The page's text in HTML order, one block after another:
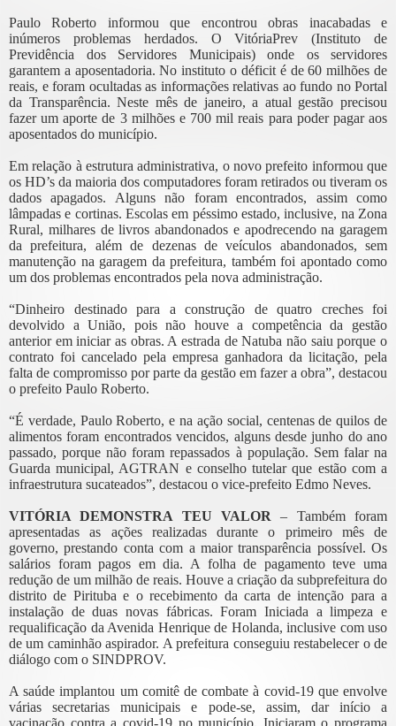
Paulo Roberto informou que encontrou obras inacabadas e
inúmeros problemas herdados. O VitóriaPrev (Instituto de
Previdência dos Servidores Municipais) onde os servidores
garantem a aposentadoria. No instituto o déficit é de 60 milhões de
reais, e foram ocultadas as informações relativas ao fundo no Portal
da Transparência. Neste mês de janeiro, a atual gestão precisou
fazer um aporte de 3 milhões e 700 mil reais para poder pagar aos
aposentados do município.
Em relação à estrutura administrativa, o novo prefeito informou que
os HD’s da maioria dos computadores foram retirados ou tiveram os
dados apagados. Alguns não foram encontrados, assim como
lâmpadas e cortinas. Escolas em péssimo estado, inclusive, na Zona
Rural, milhares de livros abandonados e apodrecendo na garagem
da prefeitura, além de dezenas de veículos abandonados, sem
manutenção na garagem da prefeitura, também foi apontado como
um dos problemas encontrados pela nova administração.
“Dinheiro destinado para a construção de quatro creches foi
devolvido a União, pois não houve a competência da gestão
anterior em iniciar as obras. A estrada de Natuba não saiu porque o
contrato foi cancelado pela empresa ganhadora da licitação, pela
falta de compromisso por parte da gestão em fazer a obra”, destacou
o prefeito Paulo Roberto.
“É verdade, Paulo Roberto, e na ação social, centenas de quilos de
alimentos foram encontrados vencidos, alguns desde junho do ano
passado, porque não foram repassados à população. Sem falar na
Guarda municipal, AGTRAN e conselho tutelar que estão com a
infraestrutura sucateados”, destacou o vice-prefeito Edmo Neves.
VITÓRIA DEMONSTRA TEU VALOR – Também foram
apresentadas as ações realizadas durante o primeiro mês de
governo, prestando conta com a maior transparência possível. Os
salários foram pagos em dia. A folha de pagamento teve uma
redução de um milhão de reais. Houve a criação da subprefeitura do
distrito de Pirituba e o recebimento da carta de intenção para a
instalação de duas novas fábricas. Foram Iniciada a limpeza e
requalificação da Avenida Henrique de Holanda, inclusive com uso
de um caminhão aspirador. A prefeitura conseguiu restabelecer o de
diálogo com o SINDPROV.
A saúde implantou um comitê de combate à covid-19 que envolve
várias secretarias municipais e pode-se, assim, dar início a